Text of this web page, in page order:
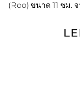
(Roo) ขนาด 11 ซม.